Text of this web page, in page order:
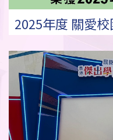
2025年度 關愛